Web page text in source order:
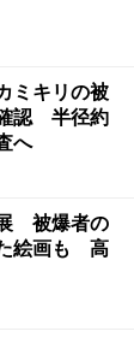
ミキリの被
認 半径約
へ
被爆者の
絵画も 高